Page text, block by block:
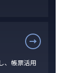
、帳票活用